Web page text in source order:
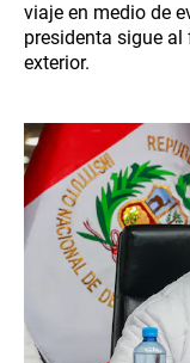
viaje en medio de
presidenta sigue al
exterior.